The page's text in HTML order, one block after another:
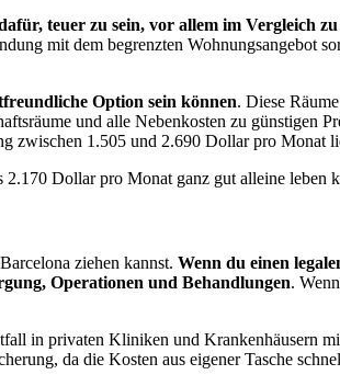
teuer zu sein, vor allem im Vergleich
mit dem begrenzten Wohnungsangebot
Option sein können. Diese
und alle Nebenkosten zu günstigen
zwischen 1.505 und 2.690 Dollar pro Monat
Dollar pro Monat ganz gut alleine leben
ziehen kannst. Wenn du einen
Operationen und Behandlungen.
in privaten Kliniken und Krankenhäusern
da die Kosten aus eigener Tasche